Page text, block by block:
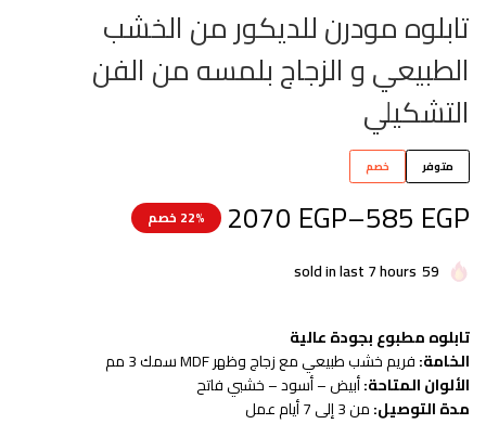
تابلوه مودرن للديكور من الخشب
الطبيعي و الزجاج بلمسه من الفن
التشكيلي
متوفر خصم
585 EGP
–
2070 EGP 22% خصم
59
sold in last 7 hours
تابلوه مطبوع بجودة عالية
الخامة:فريم خشب طبيعي مع زجاج وظهر MDF سمك 3 مم
الألوان المتاحة:أبيض – أسود – خشبي فاتح
مدة التوصيل:من 3 إلى 7 أيام عمل